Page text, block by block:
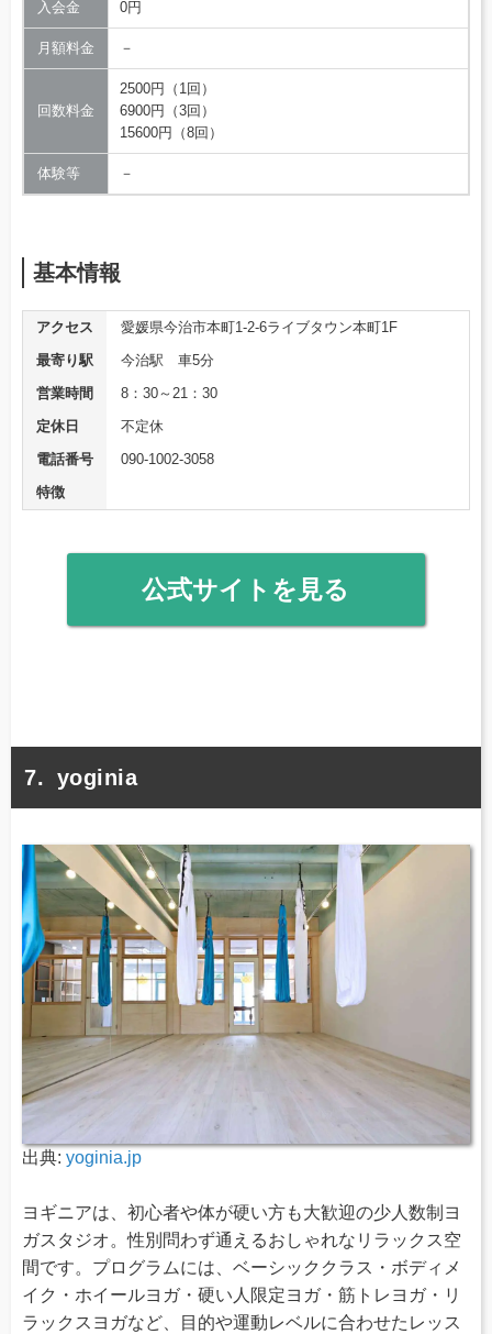
入会金 0円
月額料金 －
回数料金
2500円（1回）
6900円（3回）
15600円（8回）
体験等 －
基本情報
アクセス
愛媛県今治市本町1-2-6ライブタウン本町1F
最寄り駅
今治駅 車5分
営業時間
8：30～21：30
定休日
不定休
電話番号
090-1002-3058
特徴
公式サイトを見る
yoginia
出典: yoginia.jp
ヨギニアは、初心者や体が硬い方も大歓迎の少人数制ヨ
ガスタジオ。性別問わず通えるおしゃれなリラックス空
間です。プログラムには、ベーシッククラス・ボディメ
イク・ホイールヨガ・硬い人限定ヨガ・筋トレヨガ・リ
ラックスヨガなど、目的や運動レベルに合わせたレッス